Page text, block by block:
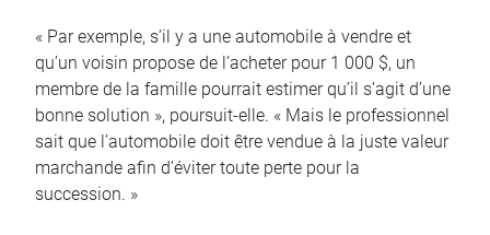
« Par exemple, s’il y a une automobile à vendre et
qu’un voisin propose de l’acheter pour 1 000 $, un
membre de la famille pourrait estimer qu’il s’agit d’une
bonne solution », poursuit-elle. « Mais le professionnel
sait que l’automobile doit être vendue à la juste valeur
marchande afin d’éviter toute perte pour la
succession. »